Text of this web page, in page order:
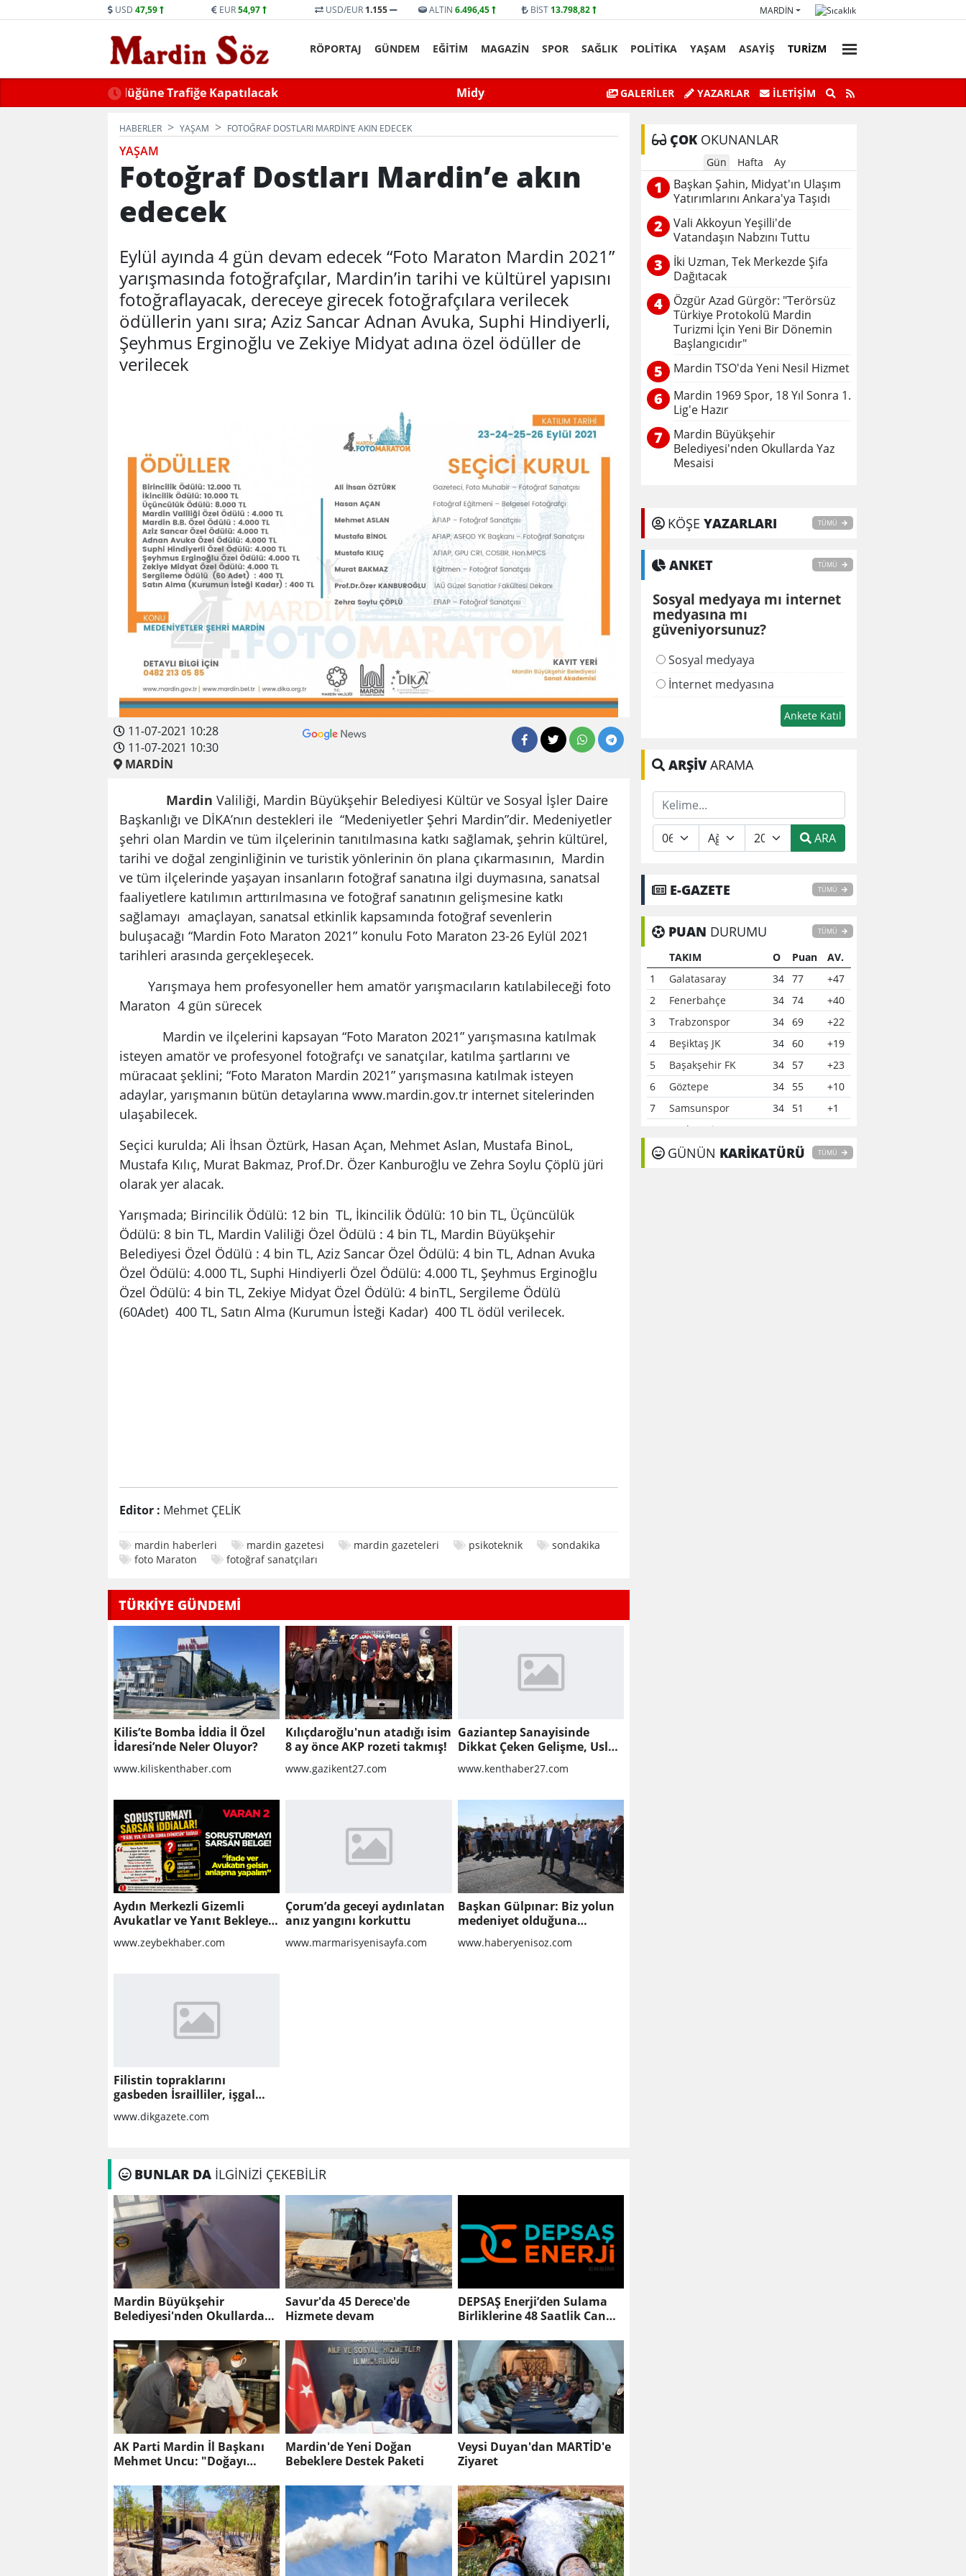
USD 47,59 EUR54,97 USD/EUR 1.155 ALTIN 6.496,45 BİST 13.798,82 MARDIN
RÖPORTAJ GÜNDEM EĞİTİM MAGAZİN SPOR SAĞLIK POLİTİKA YAŞAM ASAYİŞ TURİZM
Trafiğe Kapatılacak Midyat’ta bıçaklı kavga can aldı
Mardin’de Ceza İnfaz Personeli Günü’ne Özel Satranç
Turnuvası
GALERİLER YAZARLAR İLETIŞIM
HABERLER YAŞAM FOTOĞRAF DOSTLARI MARDIN’E AKIN EDECEK
YAŞAM
Fotoğraf Dostları Mardin’e akın
edecek
Eylül ayında 4 gün devam edecek “Foto Maraton Mardin 2021”
yarışmasında fotoğrafçılar, Mardin’in tarihi ve kültürel yapısını
fotoğraflayacak, dereceye girecek fotoğrafçılara verilecek
ödüllerin yanı sıra; Aziz Sancar Adnan Avuka, Suphi Hindiyerli,
Şeyhmus Erginoğlu ve Zekiye Midyat adına özel ödüller de
verilecek
11-07-2021 10:28
11-07-2021 10:30
MARDİN
Mardin Valiliği, Mardin Büyükşehir Belediyesi Kültür ve Sosyal İşler Daire
Başkanlığı ve DİKA’nın destekleri ile “Medeniyetler Şehri Mardin”dir. Medeniyetler
şehri olan Mardin ve tüm ilçelerinin tanıtılmasına katkı sağlamak, şehrin kültürel,
tarihi ve doğal zenginliğinin ve turistik yönlerinin ön plana çıkarmasının, Mardin
ve tüm ilçelerinde yaşayan insanların fotoğraf sanatına ilgi duymasına, sanatsal
faaliyetlere katılımın arttırılmasına ve fotoğraf sanatının gelişmesine katkı
sağlamayı amaçlayan, sanatsal etkinlik kapsamında fotoğraf sevenlerin
buluşacağı “Mardin Foto Maraton 2021” konulu Foto Maraton 23-26 Eylül 2021
tarihleri arasında gerçekleşecek.
Yarışmaya hem profesyoneller hem amatör yarışmacıların katılabileceği foto
Maraton 4 gün sürecek
Mardin ve ilçelerini kapsayan “Foto Maraton 2021” yarışmasına katılmak
isteyen amatör ve profesyonel fotoğrafçı ve sanatçılar, katılma şartlarını ve
müracaat şeklini; “Foto Maraton Mardin 2021” yarışmasına katılmak isteyen
adaylar, yarışmanın bütün detaylarına www.mardin.gov.tr internet sitelerinden
ulaşabilecek.
Seçici kurulda; Ali İhsan Öztürk, Hasan Açan, Mehmet Aslan, Mustafa BinoL,
Mustafa Kılıç, Murat Bakmaz, Prof.Dr. Özer Kanburoğlu ve Zehra Soylu Çöplü jüri
olarak yer alacak.
Yarışmada; Birincilik Ödülü: 12 bin TL, İkincilik Ödülü: 10 bin TL, Üçüncülük
Ödülü: 8 bin TL, Mardin Valiliği Özel Ödülü : 4 bin TL, Mardin Büyükşehir
Belediyesi Özel Ödülü : 4 bin TL, Aziz Sancar Özel Ödülü: 4 bin TL, Adnan Avuka
Özel Ödülü: 4.000 TL, Suphi Hindiyerli Özel Ödülü: 4.000 TL, Şeyhmus Erginoğlu
Özel Ödülü: 4 bin TL, Zekiye Midyat Özel Ödülü: 4 binTL, Sergileme Ödülü
(60Adet) 400 TL, Satın Alma (Kurumun İsteği Kadar) 400 TL ödül verilecek.
Editor : Mehmet ÇELİK
mardin haberleri mardin gazetesi mardin gazeteleri psikoteknik
sondakika
foto Maraton
fotoğraf sanatçıları
TÜRKİYE GÜNDEMİ
Kilis’te Bomba İddia İl Özel
İdaresi’nde Neler Oluyor?
www.kiliskenthaber.com
Kılıçdaroğlu'nun atadığı isim
8 ay önce AKP rozeti takmış!
www.gazikent27.com
Gaziantep Sanayisinde
Dikkat Çeken Gelişme, Uslu
Group Finansal Yeniden
Yapılandırma Sürecine Girdi
www.kenthaber27.com
Aydın Merkezli Gizemli
Avukatlar ve Yanıt Bekleyen
www.zeybekhaber.com
Çorum’da geceyi aydınlatan
anız yangını korkuttu
www.marmarisyenisayfa.com
Başkan Gülpınar: Biz yolun
medeniyet olduğuna
inanıyoruz
www.haberyenisoz.com
Filistin topraklarını
gasbeden İsrailliler, işgal
altındaki Batı Şeria’daki
saldırılarını sürdürdü
www.dikgazete.com
BUNLAR DA İLGİNİZİ ÇEKEBİLİR
Mardin Büyükşehir
Belediyesi'nden Okullarda
Savur'da 45 Derece'de
Hizmete devam
DEPSAŞ Enerji’den Sulama
Birliklerine 48 Saatlik Can
AK Parti Mardin İl Başkanı
Mehmet Uncu: "Doğayı
Korumaktır"
Mardin'de Yeni Doğan
Bebeklere Destek Paketi
Veysi Duyan'dan MARTİD'e
Ziyaret
ÇOKOKUNANLAR
Gün Hafta Ay
1
Başkan Şahin, Midyat'ın Ulaşım
Yatırımlarını Ankara'ya Taşıdı
2
Vali Akkoyun Yeşilli'de
Vatandaşın Nabzını Tuttu
3
İki Uzman, Tek Merkezde Şifa
Dağıtacak
4
Özgür Azad Gürgör: "Terörsüz
Türkiye Protokolü Mardin
Turizmi İçin Yeni Bir Dönemin
Başlangıcıdır"
5 Mardin TSO'da Yeni Nesil Hizmet
6
Mardin 1969 Spor, 18 Yıl Sonra 1.
Lig'e Hazır
7
Mardin Büyükşehir
Belediyesi'nden Okullarda Yaz
Mesaisi
KÖŞE YAZARLARI TÜMÜ
ANKET TÜMÜ
Sosyal medyaya mı internet
medyasına mı
güveniyorsunuz?
Sosyal medyaya
İnternet medyasına
ARŞİVARAMA
ARA
E-GAZETE TÜMÜ
PUAN DURUMU TÜMÜ
TAKIM O Puan
AV.
1
Galatasaray 34 77
+47
2
Fenerbahçe 34 74
+40
3
Trabzonspor 34 69
+22
4
Beşiktaş JK 34 60
+19
5
Başakşehir FK 34 57
+23
6
Göztepe 34 55
+10
7
Samsunspor 34 51
+1
Çaykur Rizespor
9
Konyaspor 34 40
-7
GÜNÜN KARİKATÜRÜ TÜMÜ